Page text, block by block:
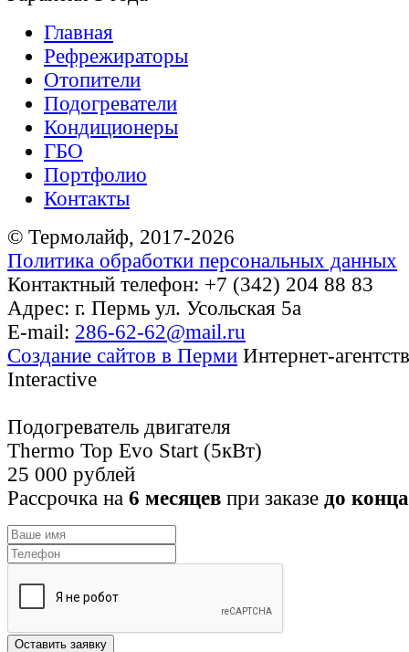
Главная
Рефрежираторы
Отопители
Подогреватели
Кондиционеры
ГБО
Портфолио
Контакты
© Термолайф, 2017-2026
Политика обработки персональных данных
Контактный телефон: +7 (342) 204 88 83
Адрес: г. Пермь ул. Усольская 5а
E-mail: 286-62-62@mail.ru
Cоздание сайтов в Перми Интернет-
Interactive
Подогреватель двигателя
Thermo Top Evo Start (5кВт)
25 000 рублей
Рассрочка на 6 месяцев при заказе до
Оставить заявку